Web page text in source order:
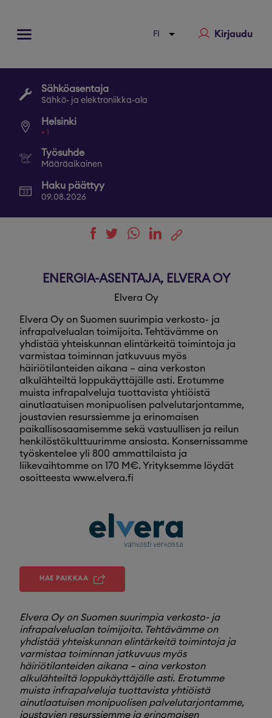
Kirjaudu
Sähköasentaja
Sähkö- ja elektroniikka-ala
Helsinki
+ 1
Työsuhde
Määräaikainen
Haku päättyy
09.08.2026
ENERGIA-ASENTAJA, ELVERA OY
Elvera Oy
Elvera Oy on Suomen suurimpia verkosto- ja
infrapalvelualan toimijoita. Tehtävämme on
yhdistää yhteiskunnan elintärkeitä toimintoja ja
varmistaa toiminnan jatkuvuus myös
häiriötilanteiden aikana – aina verkoston
alkulähteiltä loppukäyttäjälle asti. Erotumme
muista infrapalveluja tuottavista yhtiöistä
ainutlaatuisen monipuolisen palvelutarjontamme,
joustavien resurssiemme ja erinomaisen
paikallisosaamisemme sekä vastuullisen ja reilun
henkilöstökulttuurimme ansiosta. Konsernissamme
työskentelee yli 800 ammattilaista ja
liikevaihtomme on 170 M€. Yrityksemme löydät
osoitteesta www.elvera.fi
HAE PAIKKAA
Elvera Oy on Suomen suurimpia verkosto- ja
infrapalvelualan toimijoita. Tehtävämme on
yhdistää yhteiskunnan elintärkeitä toimintoja ja
varmistaa toiminnan jatkuvuus myös
häiriötilanteiden aikana – aina verkoston
alkulähteiltä loppukäyttäjälle asti. Erotumme
muista infrapalveluja tuottavista yhtiöistä
ainutlaatuisen monipuolisen palvelutarjontamme,
joustavien resurssiemme ja erinomaisen